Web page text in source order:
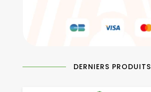
DERNIERS PRODUITS